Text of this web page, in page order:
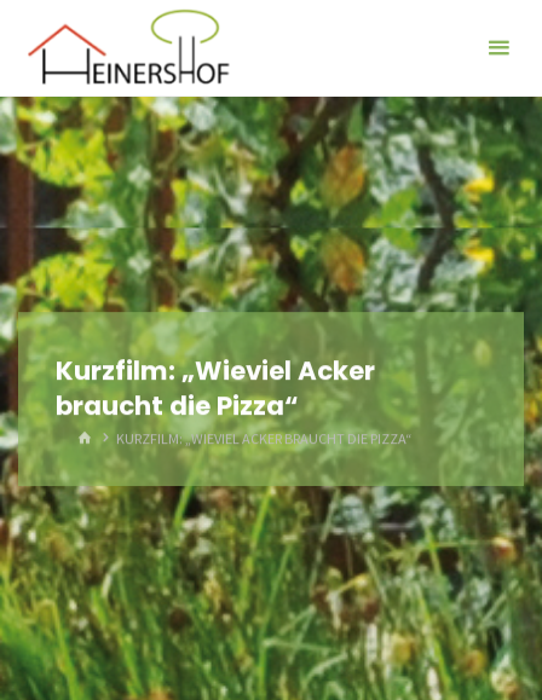
Kurzfilm: „Wieviel Acker
braucht die Pizza“
HOMEKURZFILM: „WIEVIEL ACKER BRAUCHT DIE PIZZA“